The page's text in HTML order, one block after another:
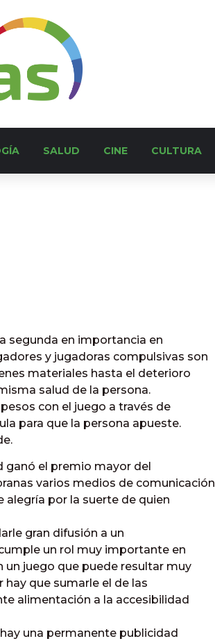
SALUD CINE CULTURA
segunda en importancia en
y jugadoras compulsivas son
materiales hasta el deterioro
salud de la persona.
con el juego a través de
para que la persona apueste.
ganó el premio mayor del
varios medios de comunicación
alegría por la suerte de quien
gran difusión a un
un rol muy importante en
juego que puede resultar muy
hay que sumarle el de las
alimentación a la accesibilidad
una permanente publicidad